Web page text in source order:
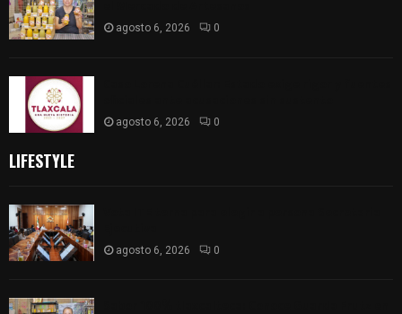
agosto 6, 2026 0
agosto 6, 2026 0
LIFESTYLE
agosto 6, 2026 0